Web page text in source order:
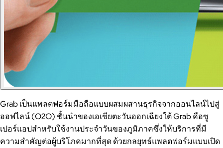
Grab เป็นแพลตฟอร์มมือถือแบบผสมผสานธุรกิจจากออนไลน์ไปสู่
ออฟไลน์ (O2O) ชั้นนำของเอเชียตะวันออกเฉียงใต้ Grab คือซู
เปอร์แอปสำหรับใช้งานประจำวันของภูมิภาคซึ่งให้บริการที่มี
ความสำคัญต่อผู้บริโภคมากที่สุด ด้วยกลยุทธ์แพลตฟอร์มแบบเปิด